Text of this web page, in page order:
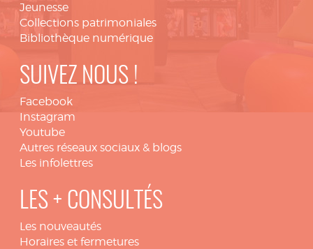
Jeunesse
Collections patrimoniales
Bibliothèque numérique
SUIVEZ NOUS !
Facebook
Instagram
Youtube
Autres réseaux sociaux & blogs
Les infolettres
LES + CONSULTÉS
Les nouveautés
Horaires et fermetures